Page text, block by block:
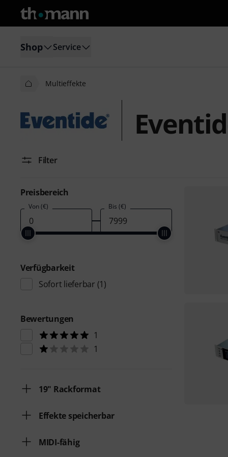
Shop Service
Multieffekte
Filter
Preisbereich
Von (€) Bis (€)
Verfügbarkeit
Sofort lieferbar (1)
Bewertungen
1
1
19" Rackformat
Effekte speicherbar
MIDI-fähig